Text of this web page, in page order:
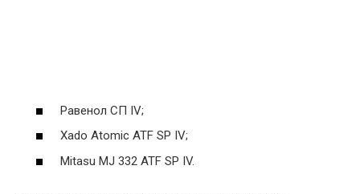
Равенол СП IV;
Xado Atomic ATF SP IV;
Mitasu MJ 332 ATF SP IV.